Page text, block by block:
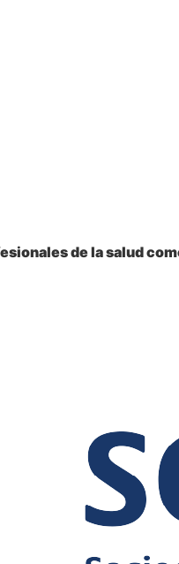
de la salud